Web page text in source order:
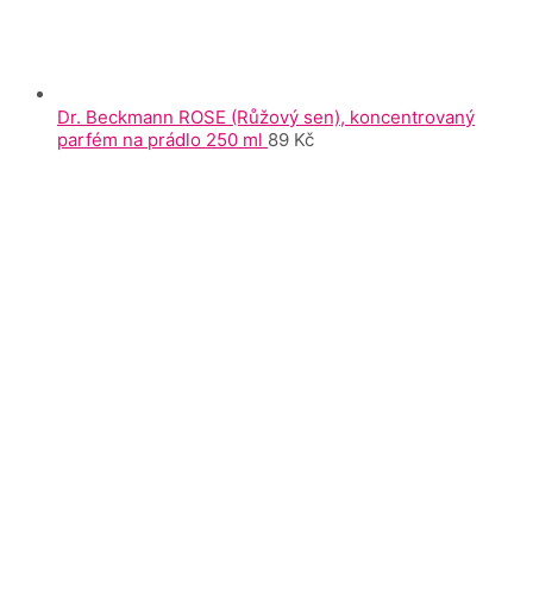
Dr. Beckmann ROSE (Růžový sen), koncentrovaný
parfém na prádlo 250 ml 89 Kč